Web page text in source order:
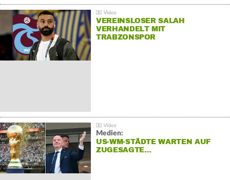
VEREINSLOSER SALAH
VERHANDELT MIT
TRABZONSPOR
Medien:
US-WM-STÄDTE WARTEN AUF
ZUGESAGTE…